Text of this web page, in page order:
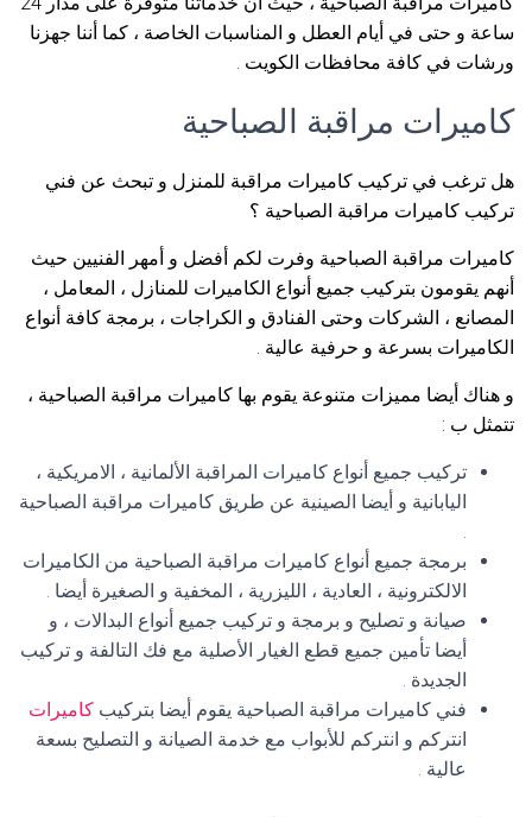
ساعة و حتى في أيام العطل و المناسبات الخاصة ، كما أننا جهزنا
ورشات في كافة محافظات الكويت .
كاميرات مراقبة الصباحية
هل ترغب في تركيب كاميرات مراقبة للمنزل و تبحث عن فني
تركيب كاميرات مراقبة الصباحية ؟
كاميرات مراقبة الصباحية وفرت لكم أفضل و أمهر الفنيين حيث
أنهم يقومون بتركيب جميع أنواع الكاميرات للمنازل ، المعامل ،
المصانع ، الشركات وحتى الفنادق و الكراجات ، برمجة كافة أنواع
الكاميرات بسرعة و حرفية عالية .
و هناك أيضا مميزات متنوعة يقوم بها كاميرات مراقبة الصباحية ،
تتمثل ب :
تركيب جميع أنواع كاميرات المراقبة الألمانية ، الامريكية ،
اليابانية و أيضا الصينية عن طريق كاميرات مراقبة الصباحية
.
برمجة جميع أنواع كاميرات مراقبة الصباحية من الكاميرات
الالكترونية ، العادية ، الليزرية ، المخفية و الصغيرة أيضا .
صيانة و تصليح و برمجة و تركيب جميع أنواع البدالات ، و
أيضا تأمين جميع قطع الغيار الأصلية مع فك التالفة و تركيب
الجديدة .
فني كاميرات مراقبة الصباحية يقوم أيضا بتركيب كاميرات
انتركم و انتركم للأبواب مع خدمة الصيانة و التصليح بسعة
عالية .